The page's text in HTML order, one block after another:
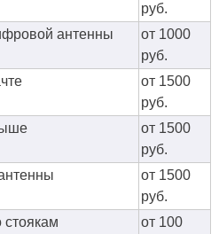
руб.
антенны
от 1000
руб.
от 1500
руб.
от 1500
руб.
от 1500
руб.
стоякам
от 100